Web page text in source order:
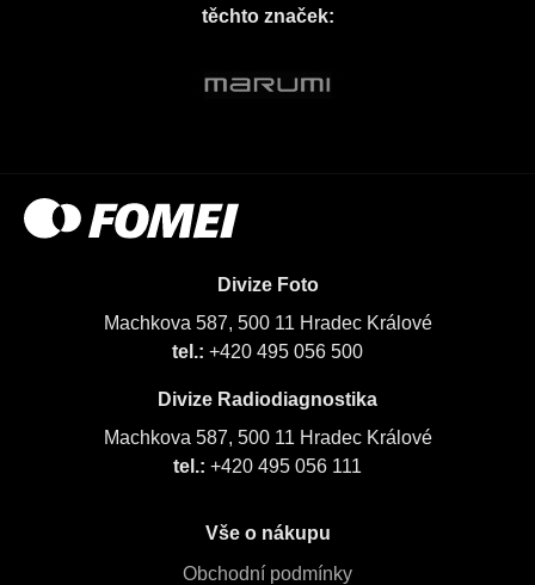
těchto značek:
Divize Foto
Machkova 587, 500 11 Hradec Králové
tel.: +420 495 056 500
Divize Radiodiagnostika
Machkova 587, 500 11 Hradec Králové
tel.: +420 495 056 111
Vše o nákupu
Obchodní podmínky